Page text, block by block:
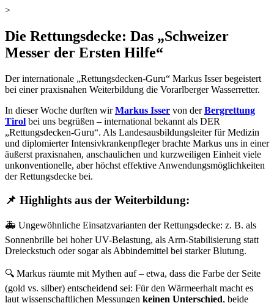
>
Die Rettungsdecke: Das „Schweizer
Messer der Ersten Hilfe“
Der internationale „Rettungsdecken-Guru“ Markus Isser begeistert
bei einer praxisnahen Weiterbildung die Vorarlberger Wasserretter.
In dieser Woche durften wirMarkus Isser von derBergrettung
Tirol bei uns begrüßen – international bekannt als DER
„Rettungsdecken-Guru“. Als Landesausbildungsleiter für Medizin
und diplomierter Intensivkrankenpfleger brachte Markus uns in einer
äußerst praxisnahen, anschaulichen und kurzweiligen Einheit viele
unkonventionelle, aber höchst effektive Anwendungsmöglichkeiten
der Rettungsdecke bei.
📌 Highlights aus der Weiterbildung:
🚑 Ungewöhnliche Einsatzvarianten der Rettungsdecke: z. B. als
Sonnenbrille bei hoher UV-Belastung, als Arm-Stabilisierung statt
Dreieckstuch oder sogar als Abbindemittel bei starker Blutung.
🔍 Markus räumte mit Mythen auf – etwa, dass die Farbe der Seite
(gold vs. silber) entscheidend sei: Für den Wärmeerhalt macht es
laut wissenschaftlichen Messungen keinen Unterschied, beide